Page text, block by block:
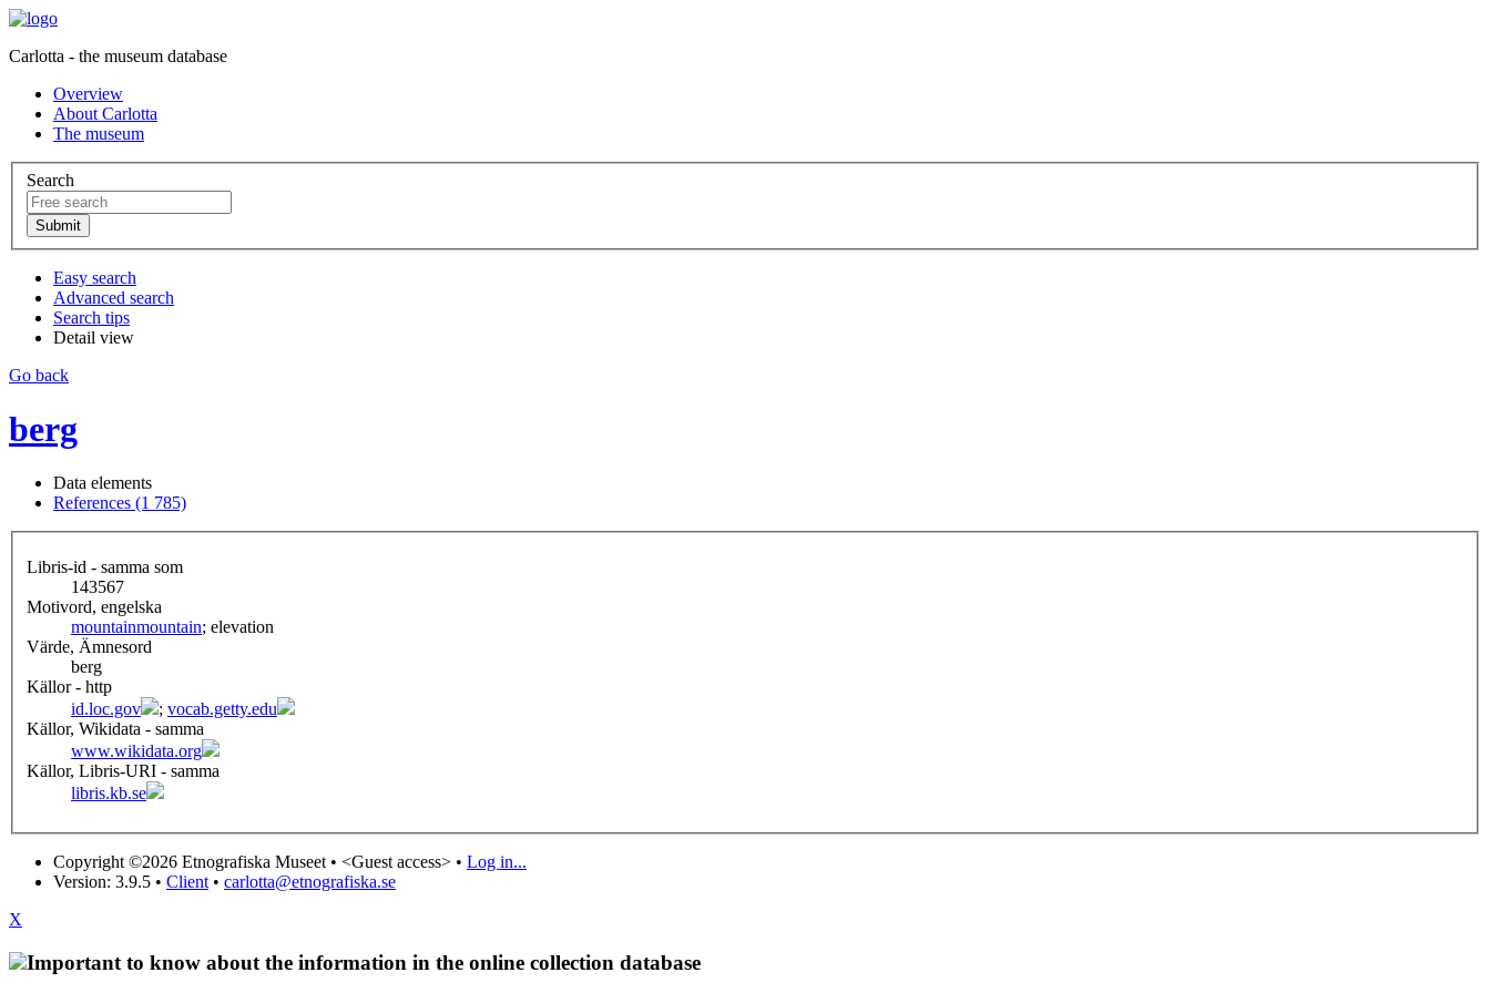
Carlotta - the museum database
Overview
About Carlotta
The museum
Search
Easy search
Advanced search
Search tips
Detail view
Go back
berg
Data elements
References (1 785)
Libris-id - samma som
143567
Motivord, engelska
mountainmountain; elevation
Värde, Ämnesord
berg
Källor - http
id.loc.gov
; vocab.getty.edu
Källor, Wikidata - samma
www.wikidata.org
Källor, Libris-URI - samma
libris.kb.se
Copyright ©2026 Etnografiska Museet • <Guest access> • Log in...
Version: 3.9.5 • Client • carlotta@etnografiska.se
X
Important to know about the information in the online collection database